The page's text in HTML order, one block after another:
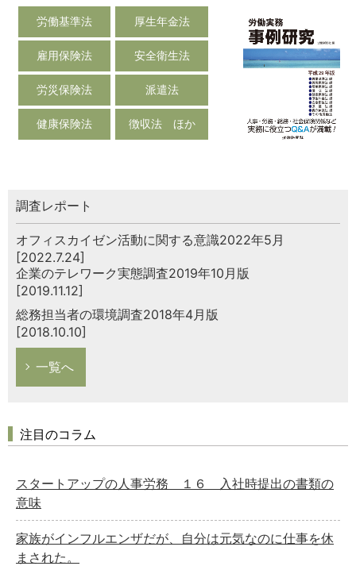
労働基準法 厚生年金法
雇用保険法 安全衛生法
労災保険法 派遣法
健康保険法 徴収法 ほか
調査レポート
オフィスカイゼン活動に関する意識2022年5月
[2022.7.24]
企業のテレワーク実態調査2019年10月版
[2019.11.12]
総務担当者の環境調査2018年4月版
[2018.10.10]
一覧へ
注目のコラム
スタートアップの人事労務 １６ 入社時提出の書類の
意味
家族がインフルエンザだが、自分は元気なのに仕事を休
まされた。